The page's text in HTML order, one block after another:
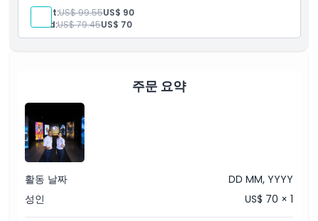
영어 구사 가이드
워너 브라더스 클래식 투어
줄 서지 않고 바로 체크인
Adult:US$ 99.55US$ 90
Child:US$ 79.45US$ 70
주문 요약
활동 날짜
DD MM, YYYY
성인
US$ 70 × 1